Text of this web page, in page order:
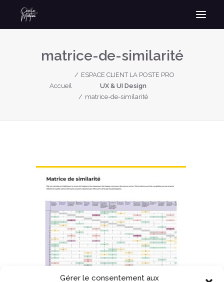
Gérer le consentement aux
matrice-de-similarité
Accueil
ESPACE CLIENT LA POSTE PRO
UX & UI Design
matrice-de-similarité